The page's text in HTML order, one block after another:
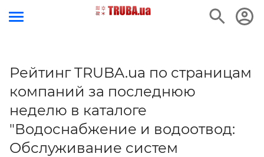
Рейтинг TRUBA.ua по страницам
компаний за последнюю
неделю в каталоге
"Водоснабжение и водоотвод:
Обслуживание систем